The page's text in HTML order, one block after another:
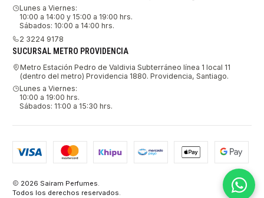
Lunes a Viernes:
10:00 a 14:00 y 15:00 a 19:00 hrs.
Sábados: 10:00 a 14:00 hrs.
2 3224 9178
SUCURSAL METRO PROVIDENCIA
Metro Estación Pedro de Valdivia Subterráneo línea 1 local 11
(dentro del metro) Providencia 1880. Providencia, Santiago.
Lunes a Viernes:
10:00 a 19:00 hrs.
Sábados: 11:00 a 15:30 hrs.
2026 Sairam Perfumes.
Todos los derechos reservados.